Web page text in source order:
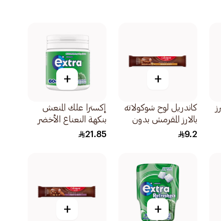
+
كاندريل لوح شوكولاته
بالارز المقرمش بدون
سكر مضاف 27جرام
9.2
+
إكسترا علك المنعش
بنكهة النعناع الأخضر
خالي من السكر
21.85
+
+